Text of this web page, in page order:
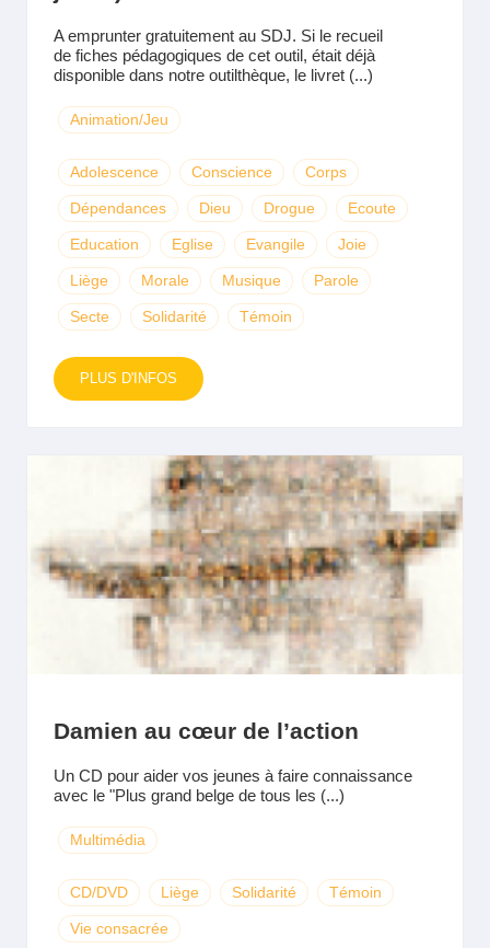
A emprunter gratuitement au SDJ. Si le recueil
de fiches pédagogiques de cet outil, était déjà
disponible dans notre outilthèque, le livret (...)
Animation/Jeu
Adolescence Conscience Corps
Dépendances Dieu Drogue Ecoute
Education Eglise Evangile Joie
Liège Morale Musique Parole
Secte Solidarité Témoin
PLUS D'INFOS
Damien au cœur de l’action
Un CD pour aider vos jeunes à faire connaissance
avec le "Plus grand belge de tous les (...)
Multimédia
CD/DVD Liège Solidarité Témoin
Vie consacrée